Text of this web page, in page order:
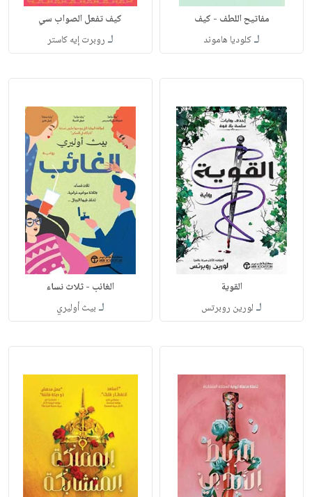
مفاتيح اللطف - كيف
لـكلوديا هاموند
كيف تفعل الصواب سي
لـ روبرت إيه كاستر
القوية
لـ لورين روبرتس
الغائب - ثلاث نساء
لـ بيث أوليري